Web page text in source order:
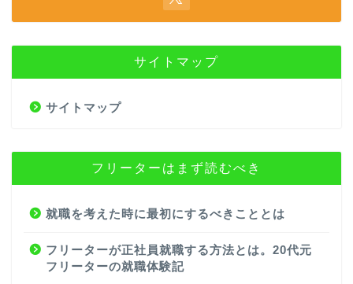
サイトマップ
サイトマップ
フリーターはまず読むべき
就職を考えた時に最初にするべきこととは
フリーターが正社員就職する方法とは。20代元
フリーターの就職体験記